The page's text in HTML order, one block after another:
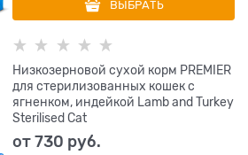
ВЫБРАТЬ
Низкозерновой сухой корм PREMIER
для стерилизованных кошек с
ягненком, индейкой Lamb and Turkey
Sterilised Cat
от730 руб.